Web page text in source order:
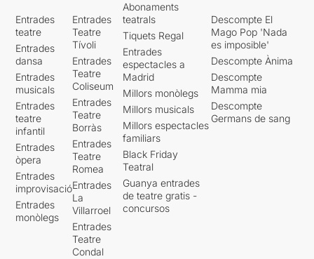
Entrades
teatre
Entrades
dansa
Entrades
musicals
Entrades
teatre
infantil
Entrades
òpera
Entrades
improvisació
Entrades
monòlegs
Entrades
Teatre
Tívoli
Entrades
Teatre
Coliseum
Entrades
Teatre
Borràs
Entrades
Teatre
Romea
Entrades
La
Villarroel
Entrades
Teatre
Condal
Abonaments
teatrals
Tiquets Regal
Entrades
espectacles a
Madrid
Millors monòlegs
Millors musicals
Millors espectacles
familiars
Black Friday
Teatral
Guanya entrades
de teatre gratis -
concursos
Descompte El
Mago Pop 'Nada
es imposible'
Descompte Ànima
Descompte
Mamma mia
Descompte
Germans de sang